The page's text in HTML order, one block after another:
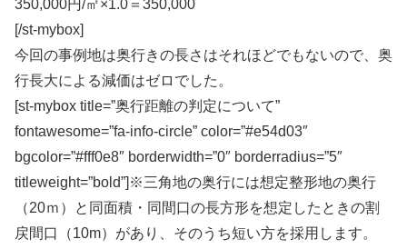
350,000円/㎡×1.0＝350,000
[/st-mybox]
今回の事例地は奥行きの長さはそれほどでもないので、奥
行長大による減価はゼロでした。
[st-mybox title=”奥行距離の判定について”
fontawesome=”fa-info-circle” color=”#e54d03″
bgcolor=”#fff0e8″ borderwidth=”0″ borderradius=”5″
titleweight=”bold”]※三角地の奥行には想定整形地の奥行
（20ｍ）と同面積・同間口の長方形を想定したときの割
戻間口（10m）があり、そのうち短い方を採用します。